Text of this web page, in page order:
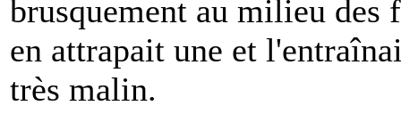
brusquement au milieu des
en attrapait une et
très malin.